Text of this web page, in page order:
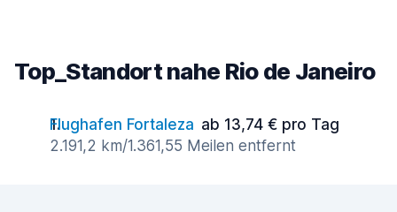
Top_Standort nahe Rio de Janeiro
Flughafen Fortaleza ab 13,74 € pro Tag
2.191,2 km/1.361,55 Meilen entfernt